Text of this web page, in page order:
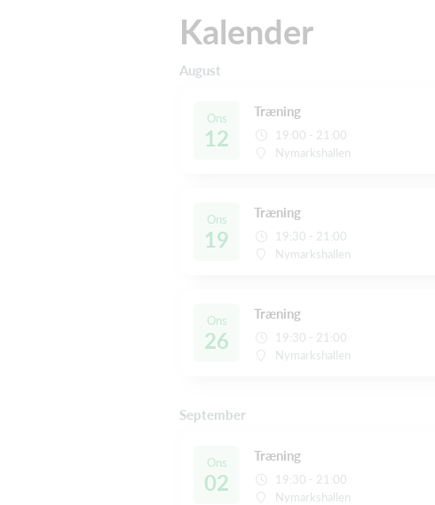
Kalender
August
Ons
12
Træning
19:00 - 21:00
Nymarkshallen
Ons
19
Træning
19:30 - 21:00
Nymarkshallen
Ons
26
Træning
19:30 - 21:00
Nymarkshallen
September
Ons
02
Træning
19:30 - 21:00
Nymarkshallen